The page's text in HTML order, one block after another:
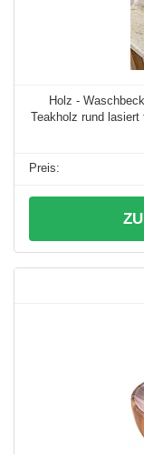
Holz -
Teakholz rund